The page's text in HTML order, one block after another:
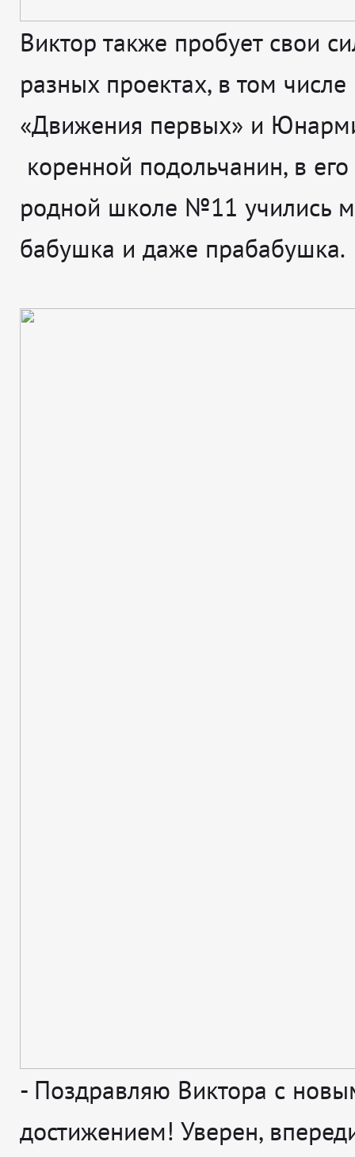
Виктор также пробует свои
разных проектах, в том числе
«Движения первых» и
коренной подольчанин, в его
родной школе №11 учились
бабушка и даже прабабушка.
- Поздравляю Виктора с
достижением! Уверен,